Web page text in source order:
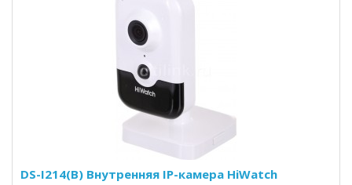
DS-I214(B) Внутренняя IP-камера HiWatch